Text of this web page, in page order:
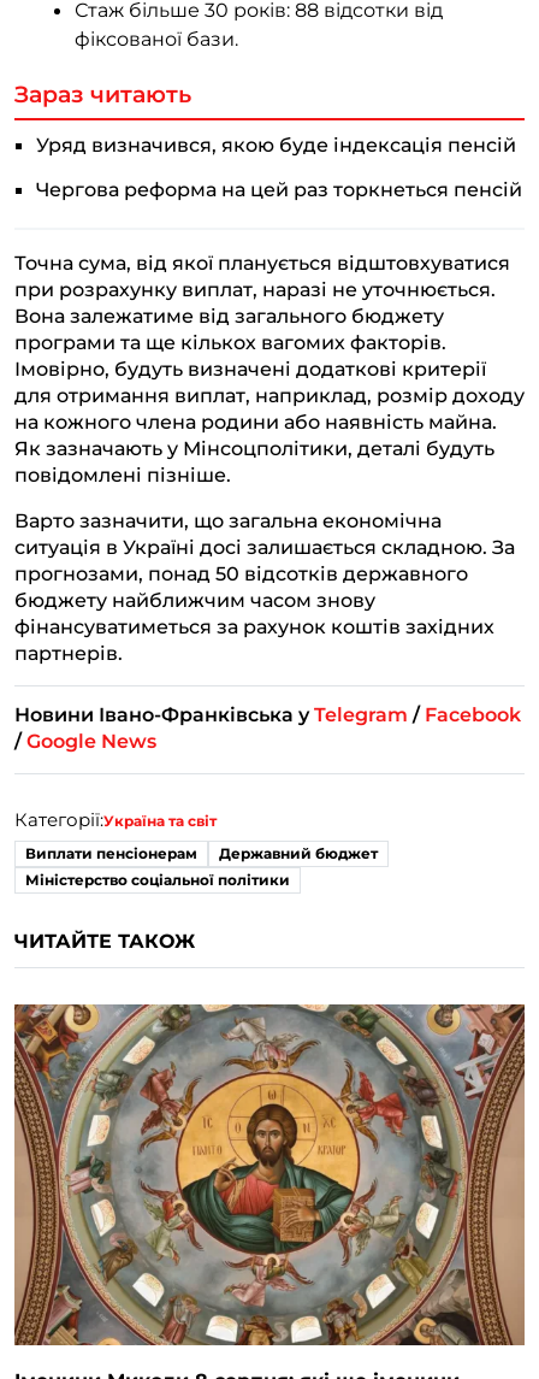
Стаж більше 30 років: 88 відсотки від
фіксованої бази.
Зараз читають
Уряд визначився, якою буде індексація пенсій
Чергова реформа на цей раз торкнеться пенсій
Точна сума, від якої планується відштовхуватися
при розрахунку виплат, наразі не уточнюється.
Вона залежатиме від загального бюджету
програми та ще кількох вагомих факторів.
Імовірно, будуть визначені додаткові критерії
для отримання виплат, наприклад, розмір доходу
на кожного члена родини або наявність майна.
Як зазначають у Мінсоцполітики, деталі будуть
повідомлені пізніше.
Варто зазначити, що загальна економічна
ситуація в Україні досі залишається складною. За
прогнозами, понад 50 відсотків державного
бюджету найближчим часом знову
фінансуватиметься за рахунок коштів західних
партнерів.
Новини Івано-Франківська уTelegram / Facebook
/Google News
Категорії:Україна та світ
Виплати пенсіонерам
Державний бюджет
Міністерство соціальної політики
ЧИТАЙТЕ ТАКОЖ